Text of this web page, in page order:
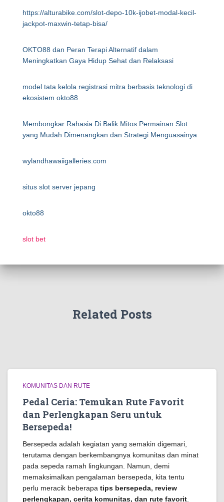
https://alturabike.com/slot-depo-10k-ijobet-modal-kecil-
jackpot-maxwin-tetap-bisa/
OKTO88 dan Peran Terapi Alternatif dalam
Meningkatkan Gaya Hidup Sehat dan Relaksasi
model tata kelola registrasi mitra berbasis teknologi di
ekosistem okto88
Membongkar Rahasia Di Balik Mitos Permainan Slot
yang Mudah Dimenangkan dan Strategi Menguasainya
wylandhawaiigalleries.com
situs slot server jepang
okto88
slot bet
Related Posts
KOMUNITAS DAN RUTE
Pedal Ceria: Temukan Rute Favorit
dan Perlengkapan Seru untuk
Bersepeda!
Bersepeda adalah kegiatan yang semakin digemari,
terutama dengan berkembangnya komunitas dan minat
pada sepeda ramah lingkungan. Namun, demi
memaksimalkan pengalaman bersepeda, kita tentu
perlu meracik beberapa tips bersepeda, review
perlengkapan, cerita komunitas, dan rute favorit